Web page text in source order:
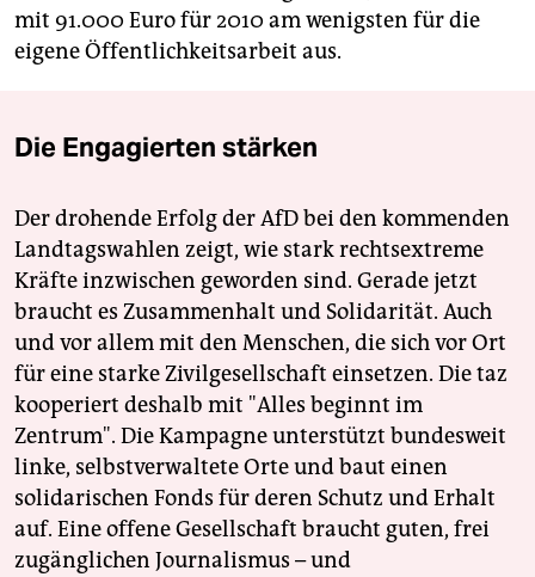
mit 91.000 Euro für 2010 am wenigsten für die
eigene Öffentlichkeitsarbeit aus.
Die Engagierten stärken
Der drohende Erfolg der AfD bei den kommenden
Landtagswahlen zeigt, wie stark rechtsextreme
Kräfte inzwischen geworden sind. Gerade jetzt
braucht es Zusammenhalt und Solidarität. Auch
und vor allem mit den Menschen, die sich vor Ort
für eine starke Zivilgesellschaft einsetzen. Die taz
kooperiert deshalb mit "Alles beginnt im
Zentrum". Die Kampagne unterstützt bundesweit
linke, selbstverwaltete Orte und baut einen
solidarischen Fonds für deren Schutz und Erhalt
auf. Eine offene Gesellschaft braucht guten, frei
zugänglichen Journalismus – und